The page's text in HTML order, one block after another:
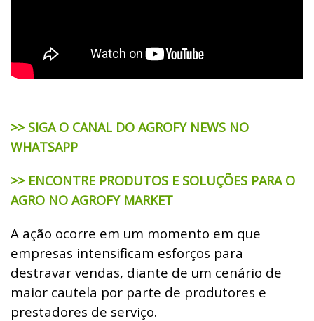
>> SIGA O CANAL DO AGROFY NEWS NO
WHATSAPP
>> ENCONTRE PRODUTOS E SOLUÇÕES PARA O
AGRO NO AGROFY MARKET
A ação ocorre em um momento em que
empresas intensificam esforços para
destravar vendas, diante de um cenário de
maior cautela por parte de produtores e
prestadores de serviço.